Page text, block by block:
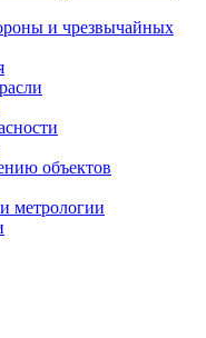
и чрезвычайных
объектов
метрологии